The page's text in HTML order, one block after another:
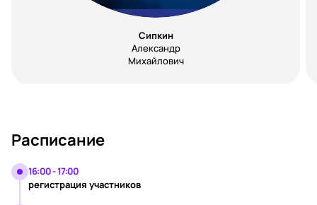
Сипкин
Александр
Михайлович
Расписание
16:00 - 17:00
регистрация участников